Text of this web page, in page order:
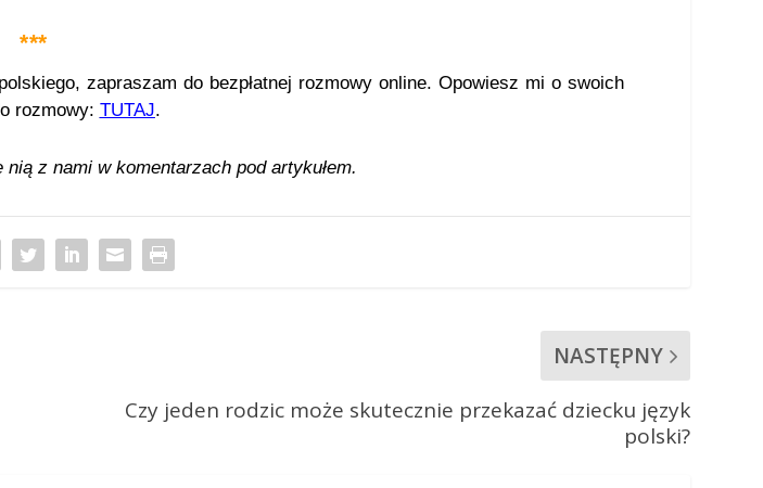
***
zapraszam do bezpłatnej rozmowy online. Opowiesz mi o swoich
rozmowy: TUTAJ.
nią z nami w komentarzach pod artykułem.
NASTĘPNY
Czy jeden rodzic może skutecznie przekazać dziecku język
polski?